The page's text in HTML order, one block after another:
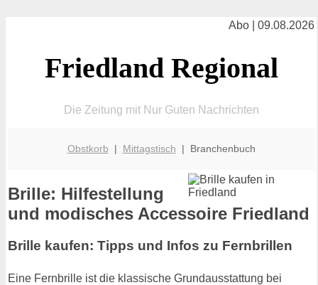
Abo | 09.08.2026
Friedland Regional
Die Zeitung mit Nur Guten Nachrichten
Obstkorb | Mittagstisch | Branchenbuch
Brille: Hilfestellung
und modisches Accessoire Friedland
Brille kaufen: Tipps und Infos zu Fernbrillen
Eine Fernbrille ist die klassische Grundausstattung bei